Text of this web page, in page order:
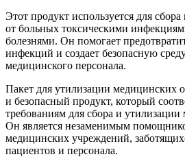
Этот продукт используется для
от больных токсическими
болезнями. Он помогает
инфекций и создает безопасную
медицинского персонала.
Пакет для утилизации медицинских
и безопасный продукт, который
требованиям для сбора и
Он является незаменимым
медицинских учреждений,
пациентов и персонала.